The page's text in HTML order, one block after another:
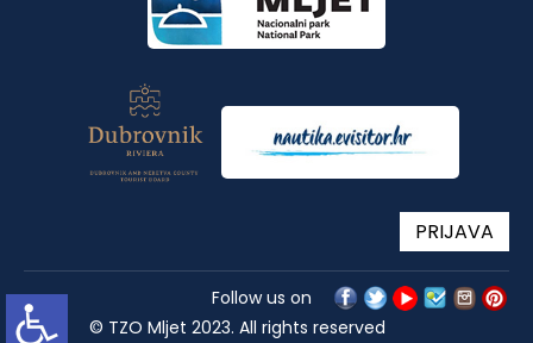
PRIJAVA
Follow us on
© TZO Mljet 2023. All rights reserved